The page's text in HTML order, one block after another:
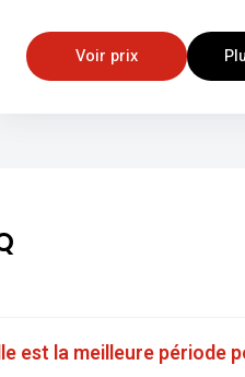
Voir prix
est la meilleure période